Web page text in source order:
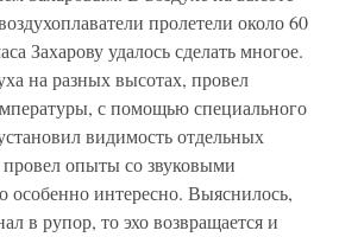
пролетели около 60
Захарову удалось сделать многое.
на разных высотах, провел
с помощью специального
видимость отдельных
опыты со звуковыми
особенно интересно. Выяснилось,
в рупор, то эхо возвращается и